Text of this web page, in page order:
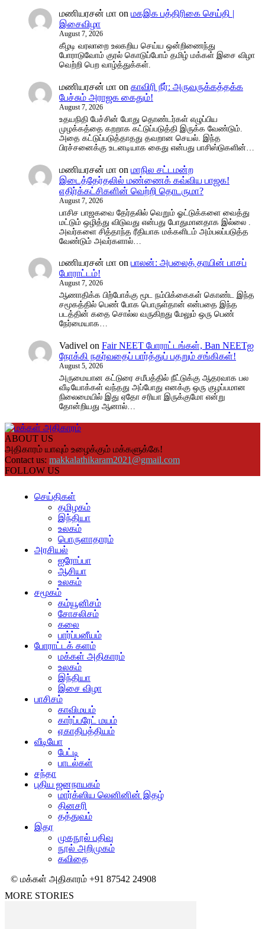
மணியரசன் மா on மகஇக பத்திரிகை செய்தி |
இசைவிழா
August 7, 2026
கீழடி வரலாறை உலகறிய செய்ய ஒன்றிணைந்து
போராடுவோம் குரல் கொடுப்போம் தமிழ் மக்கள் இசை விழா
வெற்றி பெற வாழ்த்துக்கள்.
மணியரசன் மா on காவிரி நீர்: அருவருக்கத்தக்க
பேச்சும் அராஜக கைதும்!
August 7, 2026
உதயநிதி பேச்சின் போது தொண்டர்கள் எழுப்பிய
முழக்கத்தை கறறாக கட்டுப்படுத்தி இருக்க வேண்டும்.
அதை கட்டுப்படுத்தாதது தவறான செயல். இந்த
பிரச்சனைக்கு உடனடியாக கைது என்பது பாசிஸ்டுகளின்…
மணியரசன் மா on மாநில சட்டமன்ற
இடைத்தேர்தலில் மண்ணைக் கவ்விய பாஜக!
எதிர்க்கட்சிகளின் வெற்றி தொடருமா?
August 7, 2026
பாசிச பாஜகவை தேர்தலில் வெறும் ஓட்டுக்களை வைத்து
மட்டும் ஒழித்து விடுவது என்பது போதுமானதாக இல்லை .
அவர்களை சித்தாந்த ரீதியாக மக்களிடம் அம்பலப்படுத்த
வேண்டும் அவர்களால்…
மணியரசன் மா on பாலன்: அபலைத் தாயின் பாசப்
போராட்டம்!
August 7, 2026
ஆணாதிக்க பிற்போக்கு மூட நம்பிக்கைகள் கொண்ட இந்த
சமூகத்தில் பெண் போக பொருள்தான் என்பதை இந்த
படத்தின் கதை சொல்ல வருகிறது மேலும் ஒரு பெண்
நேர்மையாக…
Vadivel on Fair NEET போராட்டங்கள், Ban NEETஐ
நோக்கி நகர்வதைப் பார்த்துப் பதறும் சங்கிகள்!
August 5, 2026
அருமையான கட்டுரை சமீபத்தில் நீட்டுக்கு ஆதரவாக பல
வீடியோக்கள் வந்தது அப்போது எனக்கு ஒரு குழப்பமான
நிலைமையில் இது ஏதோ சரியா இருக்குமோ என்று
தோன்றியது ஆனால்…
ABOUT US
அதிகாரம் யாவும் உழைக்கும் மக்களுக்கே!
Contact us: makkalathikaram2021@gmail.com
FOLLOW US
செய்திகள்
தமிழகம்
இந்தியா
உலகம்
பொருளாதாரம்
அரசியல்
ஐரோப்பா
ஆசியா
உலகம்
சமூகம்
கம்யூனிசம்
சோசலிசம்
கலை
பார்ப்பனீயம்
போராட்டக் களம்
மக்கள் அதிகாரம்
உலகம்
இந்தியா
இசை விழா
பாசிசம்
காவிமயம்
கார்ப்பரேட் மயம்
ஏகாதிபத்தியம்
வீடியோ
பேட்டி
பாடல்கள்
சந்தா
புதிய ஜனநாயகம்
மார்க்ஸிய லெனினின் இதழ்
தினசரி
தத்துவம்
இதர
முகநூல் பதிவு
நூல் அறிமுகம்
கவிதை
© மக்கள் அதிகாரம் +91 87542 24908
MORE STORIES